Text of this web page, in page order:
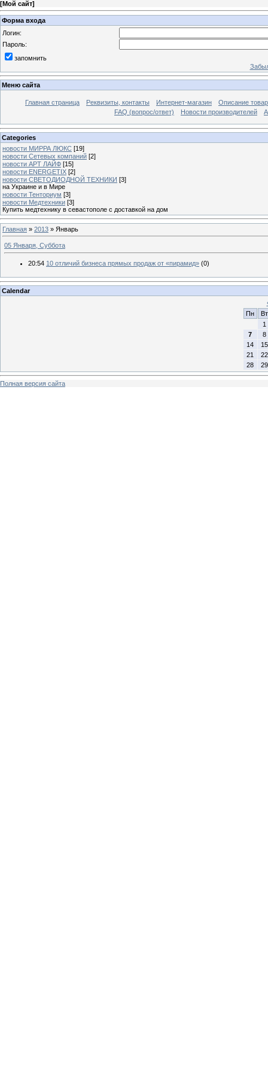
[Мой сайт]
Форма входа
Логин:
Пароль:
запомнить
Меню сайта
Главная страница Реквизиты, контакты Интернет-магазин
Описание
FAQ (вопрос/ответ)
Новости производителей
Categories
новости МИРРА ЛЮКС [19]
новости Сетевых компаний [2]
новости АРТ ЛАЙФ [15]
новости ENERGETIX [2]
новости СВЕТОДИОДНОЙ ТЕХНИКИ [3]
на Украине и в Мире
новости Тенториум [3]
новости Медтехники [3]
Купить медтехнику в севастополе с доставкой на дом
Главная » 2013 » Январь
05 Января, Суббота
20:54 10 отличий бизнеса прямых продаж от «пирамид» (0)
Calendar
Пн
Вт
1
7
8
14
15
21
22
28
29
Полная версия сайта